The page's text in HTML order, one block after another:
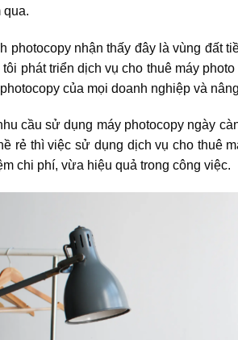
qua.
photocopy nhận thấy đây là vùng đất
tôi phát triển dịch vụ cho thuê máy
của mọi doanh nghiệp và
cầu sử dụng máy photocopy ngày
rẻ thì việc sử dụng dịch vụ cho thuê
chi phí, vừa hiệu quả trong công việc.